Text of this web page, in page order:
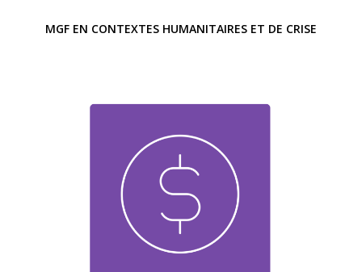
MGF EN CONTEXTES HUMANITAIRES ET DE CRISE